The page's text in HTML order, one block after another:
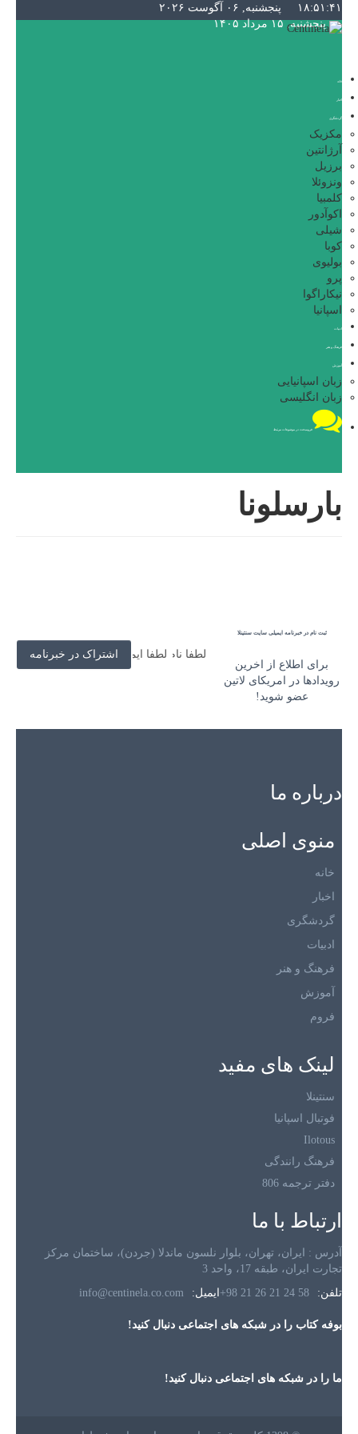
۱۸:۵۱:۴۱
پنجشنبه, ۰۶ آگوست ۲۰۲۶
پنجشنبه, ۱۵ مرداد ۱۴۰۵
خانه
اخبار
گردشگری
مکزیک
آرژانتین
برزیل
ونزوئلا
کلمبیا
اکوآدور
شیلی
کوبا
بولیوی
پرو
نیکاراگوا
اسپانیا
ادبیات
فرهنگ و هنر
آموزش
زبان اسپانیایی
زبان انگلیسی
فرومبحث در موضوعات مرتبط
بارسلونا
ثبت نام در خبرنامه ایمیلی سایت سنتینلا
برای اطلاع از اخرین
رویدادها در امریکای لاتین
عضو شوید!
درباره ما
منوی اصلی
خانه
اخبار
گردشگری
ادبیات
فرهنگ و هنر
آموزش
فروم
لینک های مفید
سنتینلا
فوتبال اسپانیا
Ilotous
فرهنگ رانندگی
دفتر ترجمه 806
ارتباط با ما
آدرس : ایران، تهران، بلوار نلسون ماندلا (جردن)، ساختمان مرکز
تجارت ایران، طبقه 17، واحد 3
تلفن:
+98 21 26 21 24 58 ایمیل: info@centinela.co.com
بوفه کتاب را در شبکه های اجتماعی دنبال کنید!
ما را در شبکه های اجتماعی دنبال کنید!